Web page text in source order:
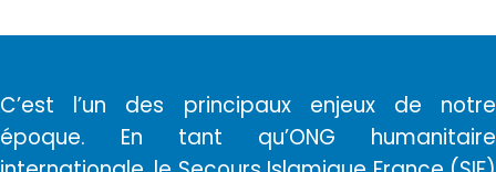
C’est l’un des principaux enjeux de notre
époque. En tant qu’ONG humanitaire